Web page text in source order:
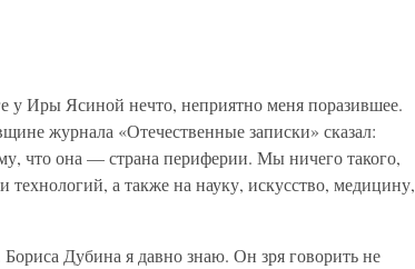
у Иры Ясиной нечто, неприятно меня поразившее.
журнала «Отечественные записки» сказал:
что она — страна периферии. Мы ничего такого,
технологий, а также на науку, искусство, медицину,
Дубина я давно знаю. Он зря говорить не